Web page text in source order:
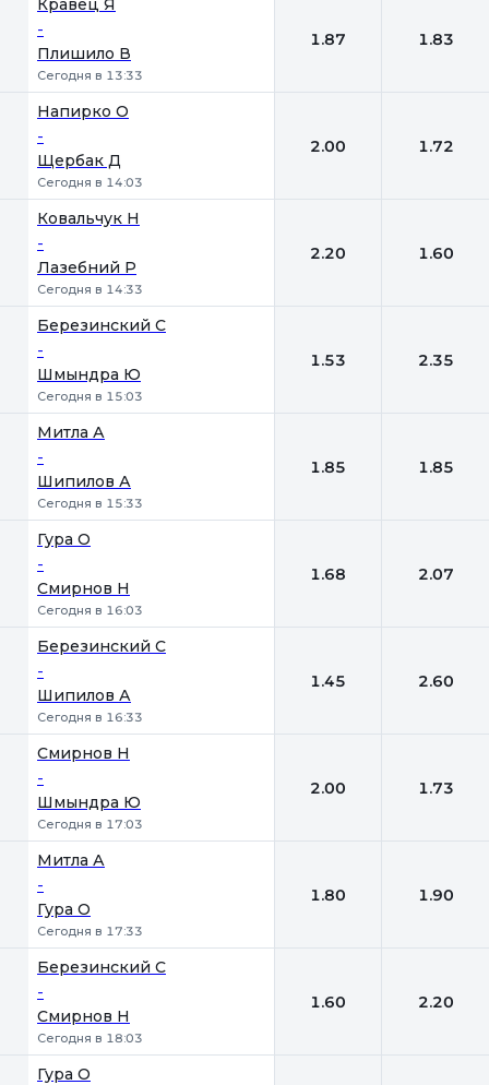
Кравец Я
-
Плишило В
Сегодня в 13:33
1.87 1.83
Напирко О
-
Щербак Д
Сегодня в 14:03
2.00 1.72
Ковальчук Н
-
Лазебний Р
Сегодня в 14:33
2.20 1.60
Березинский С
-
Шмындра Ю
Сегодня в 15:03
1.53 2.35
Митла А
-
Шипилов А
Сегодня в 15:33
1.85 1.85
Гура О
-
Смирнов Н
Сегодня в 16:03
1.68 2.07
Березинский С
-
Шипилов А
Сегодня в 16:33
1.45 2.60
Смирнов Н
-
Шмындра Ю
Сегодня в 17:03
2.00 1.73
Митла А
-
Гура О
Сегодня в 17:33
1.80 1.90
Березинский С
-
Смирнов Н
Сегодня в 18:03
1.60 2.20
Гура О